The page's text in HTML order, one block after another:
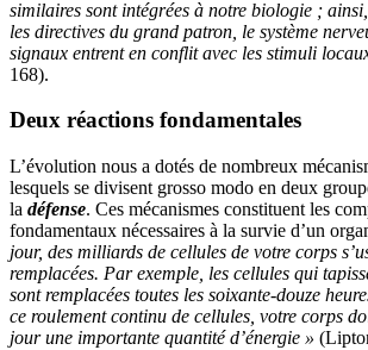
similaires sont intégrées à notre biologie ;
les directives du grand patron, le système
signaux entrent en conflit avec les stimuli
168).
Deux réactions fondamentales
L’évolution nous a dotés de nombreux
lesquels se divisent grosso modo en deux
la défense. Ces mécanismes constituent les
fondamentaux nécessaires à la survie d’un
jour, des milliards de cellules de votre corps
remplacées. Par exemple, les cellules qui
sont remplacées toutes les soixante-douze
ce roulement continu de cellules, votre corps
jour une importante quantité d’énergie »